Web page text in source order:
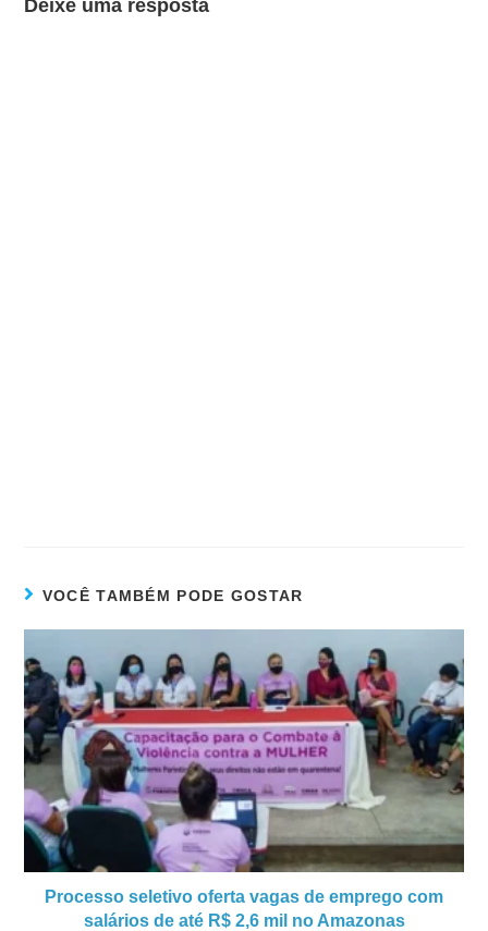
Deixe uma resposta
VOCÊ TAMBÉM PODE GOSTAR
Processo seletivo oferta vagas de emprego com
salários de até R$ 2,6 mil no Amazonas